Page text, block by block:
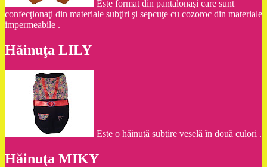
Este format din pantalonaşi care sunt
confecţionaţi din materiale subţiri şi sepcuţe cu cozoroc din materiale
impermeabile .
Hăinuţa LILY
Este o hăinuţă subţire veselă în două culori .
Hăinuţa MIKY